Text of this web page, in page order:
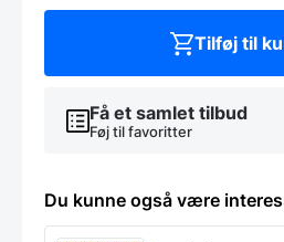
Få et samlet tilbud
Føj til favoritter
Tilføj til
Du kunne også være